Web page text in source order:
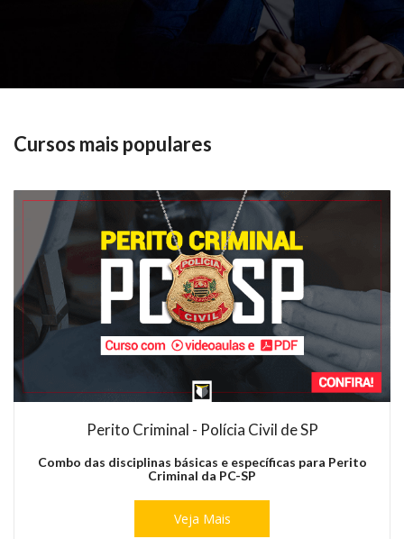
Cursos mais populares
Perito Criminal - Polícia Civil de SP
Combo das disciplinas básicas e específicas para Perito
Criminal da PC-SP
Veja Mais